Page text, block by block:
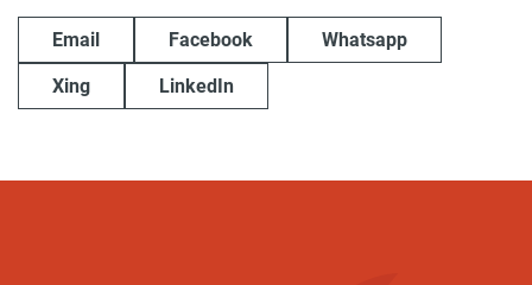
Email Facebook Whatsapp
Xing LinkedIn